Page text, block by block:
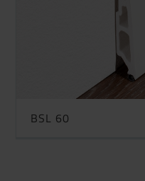
BSL 60